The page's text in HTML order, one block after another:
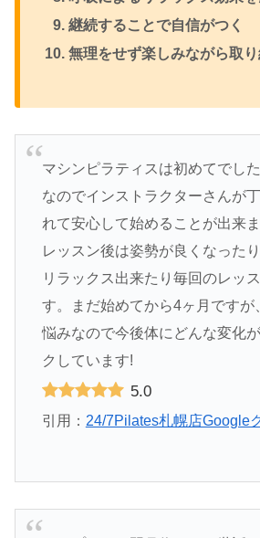
継続することで自信がつく
無理をせず楽しみながら取
マシンピラティスは初めてでし
なのでインストラクターさんが
れて安心して始めることが出来ま
レッスン後は姿勢が良くなった
リラックス出来たり毎回のレッ
す。まだ始めてから4ヶ月ですが
悩みなので今後体にどんな変化
クしています!
5.0
引用： 24/7Pilates札幌店Google